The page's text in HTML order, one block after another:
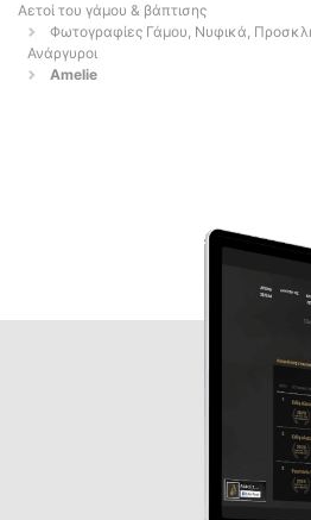
Αετοί του γάμου & βάπτισης
Φωτογραφίες Γάμου, Νυφικά,
Ανάργυροι
Amelie